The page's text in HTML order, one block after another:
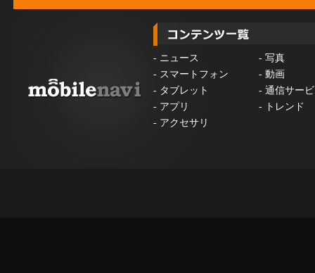
- ニュース - 写真
- スマートフォン - 動画
- タブレット - 通信サー
- アプリ -
トレンド
- アクセサリ